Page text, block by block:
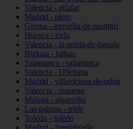
Valencia - alfafar
Madrid - pinto
Girona - torroella-de-montgrí
Huesca - torla
Valencia - la-pobla-de-farnals
Bizkaia - bilbao
Salamanca - salamanca
Valencia - l39eliana
Madrid - villaviciosa-de-odón
Valencia - requena
Málaga - algarrobo
Las-palmas - telde
Toledo - toledo
Madrid - fuenlabrada